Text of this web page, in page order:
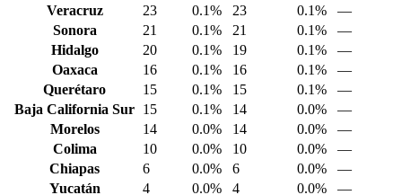
Veracruz
23 0.1% 23 0.1%
—
Sonora
21 0.1% 21 0.1%
—
Hidalgo
20 0.1% 19 0.1%
—
Oaxaca
16 0.1% 16 0.1%
—
Querétaro
15 0.1% 15 0.1%
—
Baja California Sur 15 0.1% 14 0.0%
—
Morelos
14 0.0% 14 0.0%
—
Colima
10 0.0% 10 0.0%
—
Chiapas
6 0.0% 6 0.0%
—
Yucatán
4 0.0% 4 0.0% —